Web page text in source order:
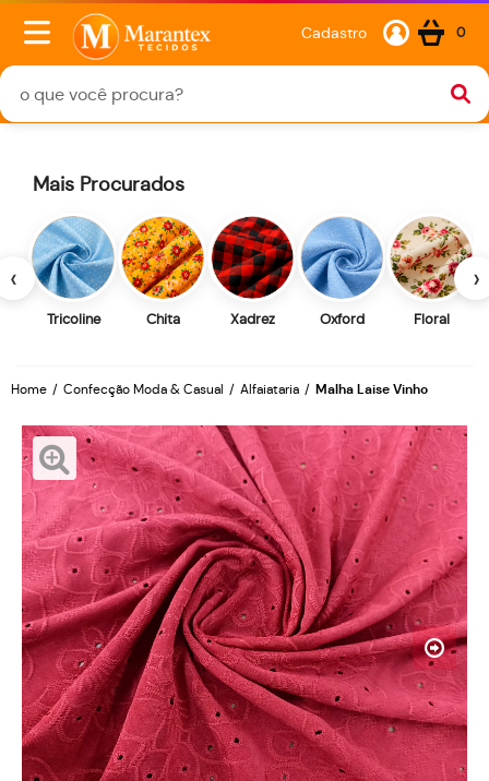
Cadastro 0
‹
Mais Procurados
Tricoline Chita Xadrez Oxford Floral
›
Home Confecção Moda & Casual Alfaiataria Malha Laise Vinho